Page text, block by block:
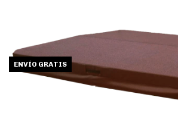
ENVÍO GRATIS